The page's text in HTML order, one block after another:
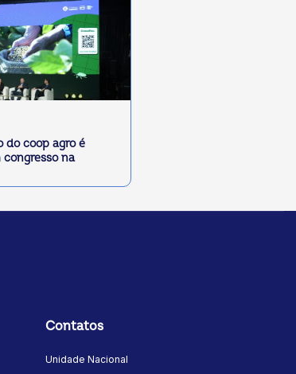
do coop agro é
na
Contatos
Unidade Nacional